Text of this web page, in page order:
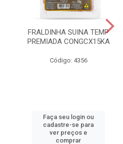
FRALDINHA SUINA TEMP
PREMIADA CONGCX15KA
Código: 4356
Faça seu login ou
cadastre-se para
ver preços e
comprar